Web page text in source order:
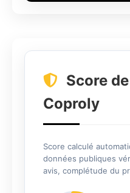
Score
Coproly
Score calculé
données publiques
avis, complétude du